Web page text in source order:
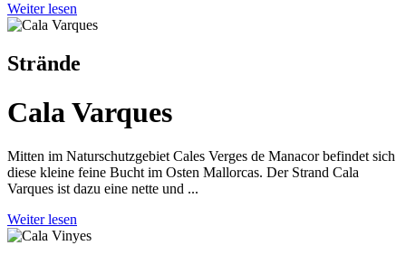
Weiter lesen
Strände
Cala Varques
Mitten im Naturschutzgebiet Cales Verges de Manacor befindet sich
diese kleine feine Bucht im Osten Mallorcas. Der Strand Cala
Varques ist dazu eine nette und ...
Weiter lesen